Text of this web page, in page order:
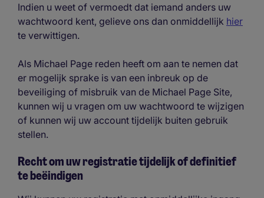
Indien u weet of vermoedt dat iemand anders uw
wachtwoord kent, gelieve ons dan onmiddellijk hier
te verwittigen.
Als Michael Page reden heeft om aan te nemen dat
er mogelijk sprake is van een inbreuk op de
beveiliging of misbruik van de Michael Page Site,
kunnen wij u vragen om uw wachtwoord te wijzigen
of kunnen wij uw account tijdelijk buiten gebruik
stellen.
Recht om uw registratie tijdelijk of definitief
te beëindigen